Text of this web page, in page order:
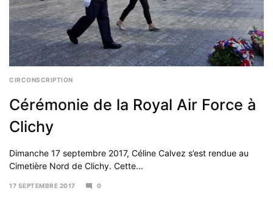
CIRCONSCRIPTION
Cérémonie de la Royal Air Force à
Clichy
Dimanche 17 septembre 2017, Céline Calvez s’est rendue au
Cimetière Nord de Clichy. Cette...
17 SEPTEMBRE 2017
0